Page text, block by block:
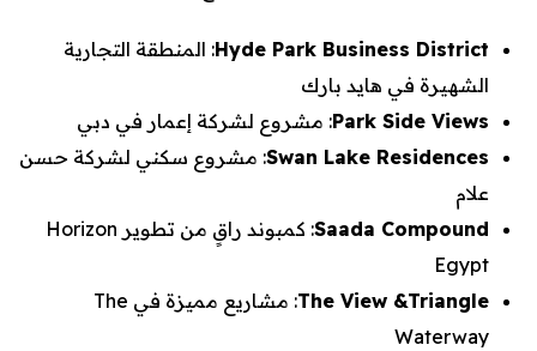
Hyde Park Business District: المنطقة التجارية
الشهيرة في هايد بارك
Park Side Views: مشروع لشركة إعمار في دبي
Swan Lake Residences: مشروع سكني لشركة حسن
علام
Saada Compound
: كمبوند راقٍ من تطوير Horizon
Egypt
The View &Triangle
: مشاريع مميزة في The
Waterway